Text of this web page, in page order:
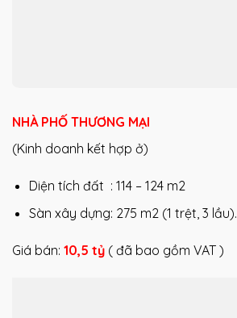
NHÀ PHỐ THƯƠNG MẠI
(Kinh doanh kết hợp ở)
Diện tích đất : 114 – 124 m2
Sàn xây dựng: 275 m2 (1 trệt, 3 lầu).
Giá bán: 10,5 tỷ ( đã bao gồm VAT )